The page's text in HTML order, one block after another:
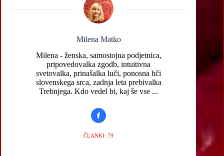
Milena Matko
Milena - ženska, samostojna podjetnica,
pripovedovalka zgodb, intuitivna
svetovalka, prinašalka luči, ponosna hči
slovenskega srca, zadnja leta prebivalka
Trebnjega. Kdo vedel bi, kaj še vse ...
ČLANKI: 79